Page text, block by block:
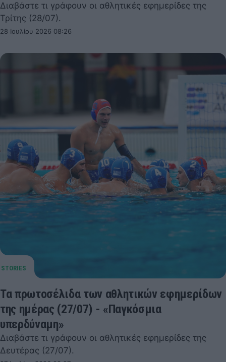
Διαβάστε τι γράφουν οι αθλητικές εφημερίδες της
Τρίτης (28/07).
28 Ιουλίου 2026 08:26
Τα πρωτοσέλιδα των αθλητικών εφημερίδων
της ημέρας (27/07) - «Παγκόσμια
υπερδύναμη»
Διαβάστε τι γράφουν οι αθλητικές εφημερίδες της
Δευτέρας (27/07).